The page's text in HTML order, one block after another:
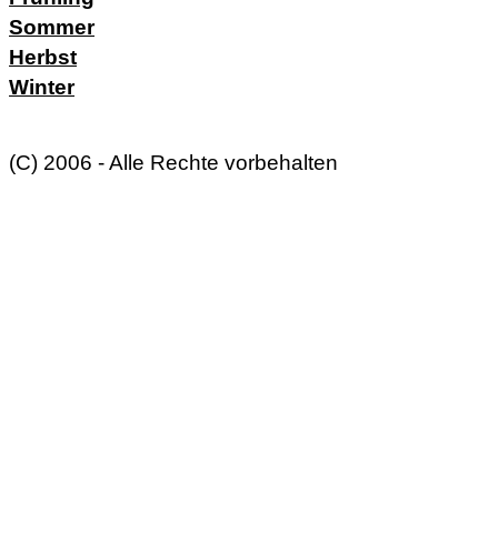
Sommer
Herbst
Winter
(C) 2006 - Alle Rechte vorbehalten